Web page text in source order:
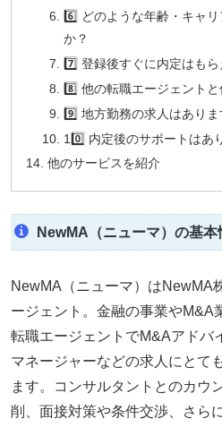
6️⃣ どのような年齢・キャ
か？
7️⃣ 登録後すぐに内定はもら
8️⃣ 他の転職エージェント
9️⃣ 地方勤務の求人はありま
10️⃣ 内定後のサポートはあ
他のサービスを紹介
NewMA（ニューマ）の基本
NewMA（ニューマ）はNewMA
ージェント。金融の事業やM&A
転職エージェントでM&Aアドバ
マネージャーなどの求人にとて
ます。コンサルタントとのカウ
削、面接対策や条件交渉、さら